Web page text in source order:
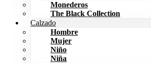
Monederos
The Black Collection
Calzado
Hombre
Mujer
Niño
Niña